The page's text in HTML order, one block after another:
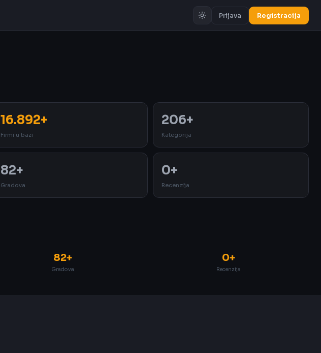
Prijava Registracija
16.892+
Firmi u bazi
206+
Kategorija
82+
Gradova
0+
Recenzija
82+
Gradova
0+
Recenzija